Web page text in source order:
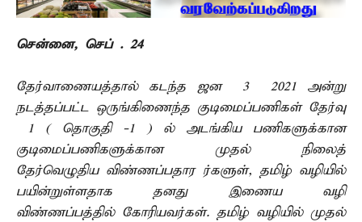
சென்னை, செப் . 24 –
தேர்வாணையத்தால் கடந்த ஜன – 3 – 2021 அன்று
நடத்தப்பட்ட ஒருங்கிணைந்த குடிமைப்பணிகள் தேர்வு
– 1 ( தொகுதி -1 ) –ல் அடங்கிய பணிகளுக்கான
குடிமைப்பணிகளுக்கான முதல் நிலைத்
தேர்வெழுதிய விண்ணப்பதார ர்களுள், தமிழ் வழியில்
பயின்றுள்ளதாக தனது இணைய வழி
விண்ணப்பத்தில் கோரியவர்கள். தமிழ் வழியில் முதல்